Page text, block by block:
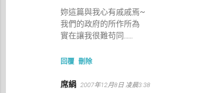
妳這篇與我心有戚戚焉~
我們的政府的所作所為
實在讓我很難苟同......
回覆 刪除
席絹 2007年12月8日 凌晨3:38